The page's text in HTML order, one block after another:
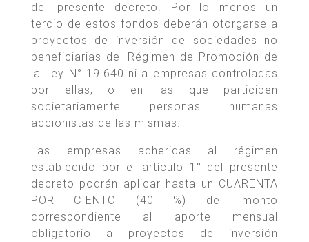
del presente decreto. Por lo menos un
tercio de estos fondos deberán otorgarse a
proyectos de inversión de sociedades no
beneficiarias del Régimen de Promoción de
la Ley N° 19.640 ni a empresas controladas
por ellas, o en las que participen
societariamente personas humanas
accionistas de las mismas.
Las empresas adheridas al régimen
establecido por el artículo 1° del presente
decreto podrán aplicar hasta un CUARENTA
POR CIENTO (40 %) del monto
correspondiente al aporte mensual
obligatorio a proyectos de inversión